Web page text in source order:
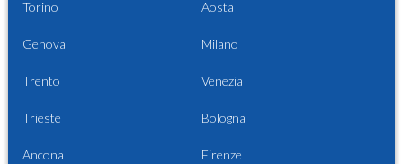
Torino Aosta
Genova Milano
Trento Venezia
Trieste Bologna
Ancona Firenze